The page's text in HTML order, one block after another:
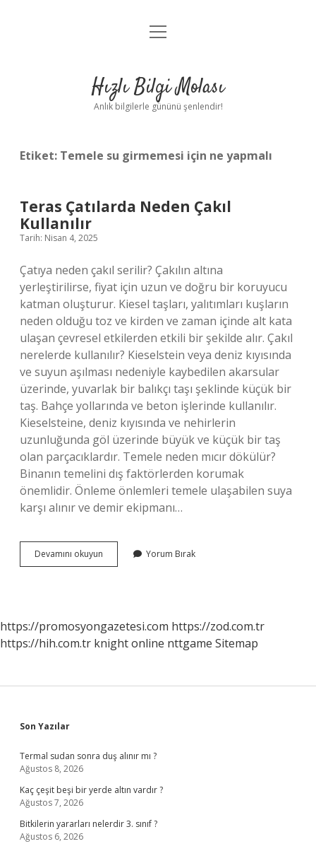
Anasayfa
Yasal Uyarı
menüyü
Hızlı Bilgi Molası
Anlık bilgilerle gününü şenlendir!
Etiket: Temele su girmemesi için ne yapmalı
Teras Çatılarda Neden Çakıl
Kullanılır
Tarih: Nisan 4, 2025
Çatıya neden çakıl serilir? Çakılın altına
yerleştirilirse, fiyat için uzun ve doğru bir koruyucu
katman oluşturur. Kiesel taşları, yalıtımları kuşların
neden olduğu toz ve kirden ve zaman içinde alt kata
ulaşan çevresel etkilerden etkili bir şekilde alır. Çakıl
nerelerde kullanılır? Kieselstein veya deniz kıyısında
ve suyun aşılması nedeniyle kaybedilen akarsular
üzerinde, yuvarlak bir balıkçı taşı şeklinde küçük bir
taş. Bahçe yollarında ve beton işlerinde kullanılır.
Kieselsteine, deniz kıyısında ve nehirlerin
uzunluğunda göl üzerinde büyük ve küçük bir taş
olan parçacıklardır. Temele neden mıcır dökülür?
Binanın temelini dış faktörlerden korumak
önemlidir. Önleme önlemleri temele ulaşabilen suya
karşı alınır ve demir ekipmanı…
Devamını okuyun
Çatılarda
Yorum Bırak
https://promosyongazetesi.com https://zod.com.tr
https://hih.com.tr knight online nttgame Sitemap
Sidebar
Son Yazılar
Termal sudan sonra duş alınır mı ?
Ağustos 8, 2026
Kaç çeşit beşi bir yerde altın vardır ?
Ağustos 7, 2026
Bitkilerin yararları nelerdir 3. sınıf ?
Ağustos 6, 2026